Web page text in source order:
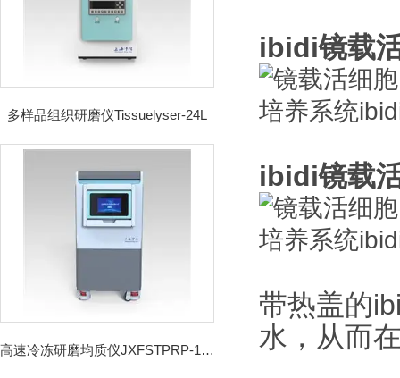
多样品组织研磨仪Tissuelyser-24L
高速冷冻研磨均质仪JXFSTPRP-192CL
ibidi镜载
ibidi镜载
带热盖的
水，从而